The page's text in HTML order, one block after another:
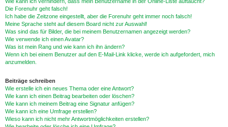
Die Forenuhr geht falsch!
Ich habe die Zeitzone eingestellt, aber die Forenuhr geht immer noch falsch!
Meine Sprache steht auf diesem Board nicht zur Auswahl!
Was sind das für Bilder, die bei meinem Benutzernamen angezeigt werden?
Wie verwende ich einen Avatar?
Was ist mein Rang und wie kann ich ihn ändern?
Wenn ich bei einem Benutzer auf den E-Mail-Link klicke, werde ich aufgefordert, mich
anzumelden.
Beiträge schreiben
Wie erstelle ich ein neues Thema oder eine Antwort?
Wie kann ich einen Beitrag bearbeiten oder löschen?
Wie kann ich meinem Beitrag eine Signatur anfügen?
Wie kann ich eine Umfrage erstellen?
Wieso kann ich nicht mehr Antwortmöglichkeiten erstellen?